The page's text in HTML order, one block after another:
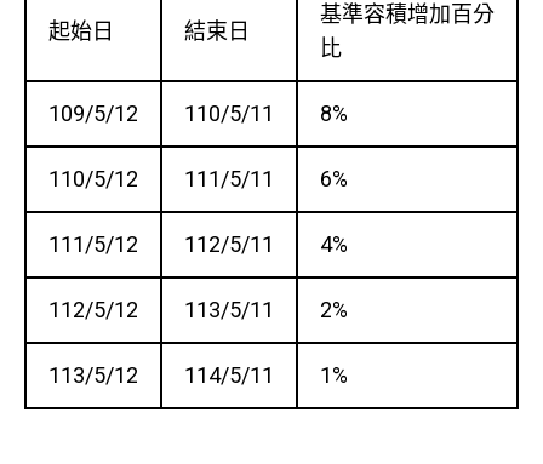
起始日 結束日
基準容積增加百分
比
109/5/12 110/5/11 8%
110/5/12 111/5/11 6%
111/5/12 112/5/11 4%
112/5/12 113/5/11 2%
113/5/12 114/5/11 1%